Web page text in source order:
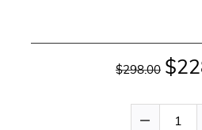
$298.00